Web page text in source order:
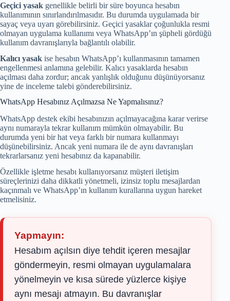
Geçici yasak genellikle belirli bir süre boyunca hesabın
kullanımının sınırlandırılmasıdır. Bu durumda uygulamada bir
sayaç veya uyarı görebilirsiniz. Geçici yasaklar çoğunlukla resmi
olmayan uygulama kullanımı veya WhatsApp’ın şüpheli gördüğü
kullanım davranışlarıyla bağlantılı olabilir.
Kalıcı yasak ise hesabın WhatsApp’ı kullanmasının tamamen
engellenmesi anlamına gelebilir. Kalıcı yasaklarda hesabın
açılması daha zordur; ancak yanlışlık olduğunu düşünüyorsanız
yine de inceleme talebi gönderebilirsiniz.
WhatsApp Hesabınız Açılmazsa Ne Yapmalısınız?
WhatsApp destek ekibi hesabınızın açılmayacağına karar verirse
aynı numarayla tekrar kullanım mümkün olmayabilir. Bu
durumda yeni bir hat veya farklı bir numara kullanmayı
düşünebilirsiniz. Ancak yeni numara ile de aynı davranışları
tekrarlarsanız yeni hesabınız da kapanabilir.
Özellikle işletme hesabı kullanıyorsanız müşteri iletişim
süreçlerinizi daha dikkatli yönetmeli, izinsiz toplu mesajlardan
kaçınmalı ve WhatsApp’ın kullanım kurallarına uygun hareket
etmelisiniz.
Yapmayın:
Hesabım açılsın diye tehdit içeren mesajlar
göndermeyin, resmi olmayan uygulamalara
yönelmeyin ve kısa sürede yüzlerce kişiye
aynı mesajı atmayın. Bu davranışlar